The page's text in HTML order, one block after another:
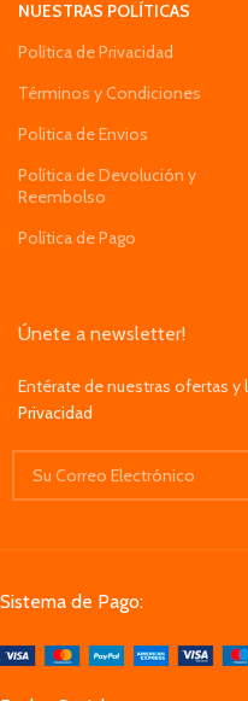
NUESTRAS POLÍTICAS
Política de Privacidad
Términos y Condiciones
Politica de Envios
Política de Devolución y
Reembolso
Política de Pago
Únete a newsletter!
Entérate de nuestras ofertas
Privacidad
Sistema de Pago: